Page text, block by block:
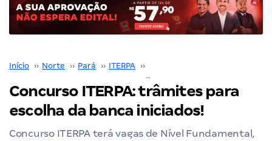
Início ›› Norte ›› Pará ›› ITERPA ››
Concurso ITERPA: trâmites para
escolha da banca iniciados!
Concurso ITERPA terá vagas de Nível Fundamental,